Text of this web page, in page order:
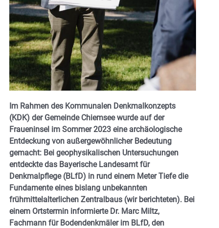
Im Rahmen des Kommunalen Denkmalkonzepts
(KDK) der Gemeinde Chiemsee wurde auf der
Fraueninsel im Sommer 2023 eine archäologische
Entdeckung von außergewöhnlicher Bedeutung
gemacht: Bei geophysikalischen Untersuchungen
entdeckte das Bayerische Landesamt für
Denkmalpflege (BLfD) in rund einem Meter Tiefe die
Fundamente eines bislang unbekannten
frühmittelalterlichen Zentralbaus (wir berichteten). Bei
einem Ortstermin informierte Dr. Marc Miltz,
Fachmann für Bodendenkmäler im BLfD, den